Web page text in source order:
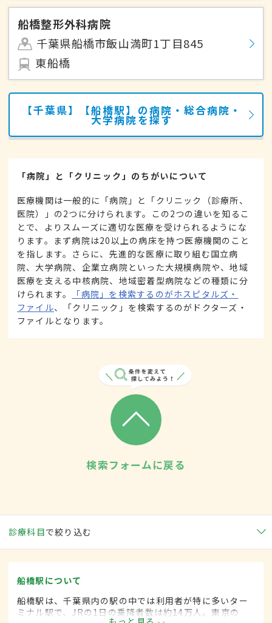
船橋整形外科病院
千葉県船橋市飯山満町1丁目845
東船橋
【千葉県】【船橋駅】の病院・総合病院・
大学病院を探す
「病院」と「クリニック」のちがいについて
医療機関は一般的に「病院」と「クリニック（診療所、
医院）」の2つに分けられます。この2つの違いを知るこ
とで、よりスムーズに適切な医療を受けられるようにな
ります。まず病院は20以上の病床を持つ医療機関のこと
を指します。さらに、先進的な医療に取り組む国立病
院、大学病院、企業立病院といった大規模病院や、地域
医療を支える中核病院、地域密着型病院などの種類に分
けられます。
「病院」を検索するのがホスピタルズ・
ファイル、「クリニック」を検索するのがドクターズ・
ファイルとなります。
検索フォームに戻る
診療科目で絞り込む
船橋駅について
船橋駅は、千葉県内の駅の中では利用者が特に多いター
ミナル駅で、JRの1日の乗降者数は約14万人。東京の